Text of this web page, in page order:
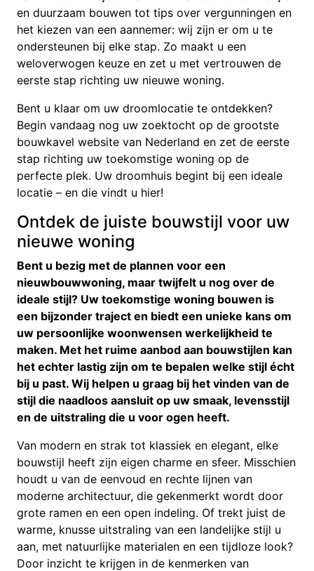
en duurzaam bouwen tot tips over vergunningen en
het kiezen van een aannemer: wij zijn er om u te
ondersteunen bij elke stap. Zo maakt u een
weloverwogen keuze en zet u met vertrouwen de
eerste stap richting uw nieuwe woning.
Bent u klaar om uw droomlocatie te ontdekken?
Begin vandaag nog uw zoektocht op de grootste
bouwkavel website van Nederland en zet de eerste
stap richting uw toekomstige woning op de
perfecte plek. Uw droomhuis begint bij een ideale
locatie – en die vindt u hier!
Ontdek de juiste bouwstijl voor uw
nieuwe woning
Bent u bezig met de plannen voor een
nieuwbouwwoning, maar twijfelt u nog over de
ideale stijl? Uw toekomstige woning bouwen is
een bijzonder traject en biedt een unieke kans om
uw persoonlijke woonwensen werkelijkheid te
maken. Met het ruime aanbod aan bouwstijlen kan
het echter lastig zijn om te bepalen welke stijl écht
bij u past. Wij helpen u graag bij het vinden van de
stijl die naadloos aansluit op uw smaak, levensstijl
en de uitstraling die u voor ogen heeft.
Van modern en strak tot klassiek en elegant, elke
bouwstijl heeft zijn eigen charme en sfeer. Misschien
houdt u van de eenvoud en rechte lijnen van
moderne architectuur, die gekenmerkt wordt door
grote ramen en een open indeling. Of trekt juist de
warme, knusse uitstraling van een landelijke stijl u
aan, met natuurlijke materialen en een tijdloze look?
Door inzicht te krijgen in de kenmerken van